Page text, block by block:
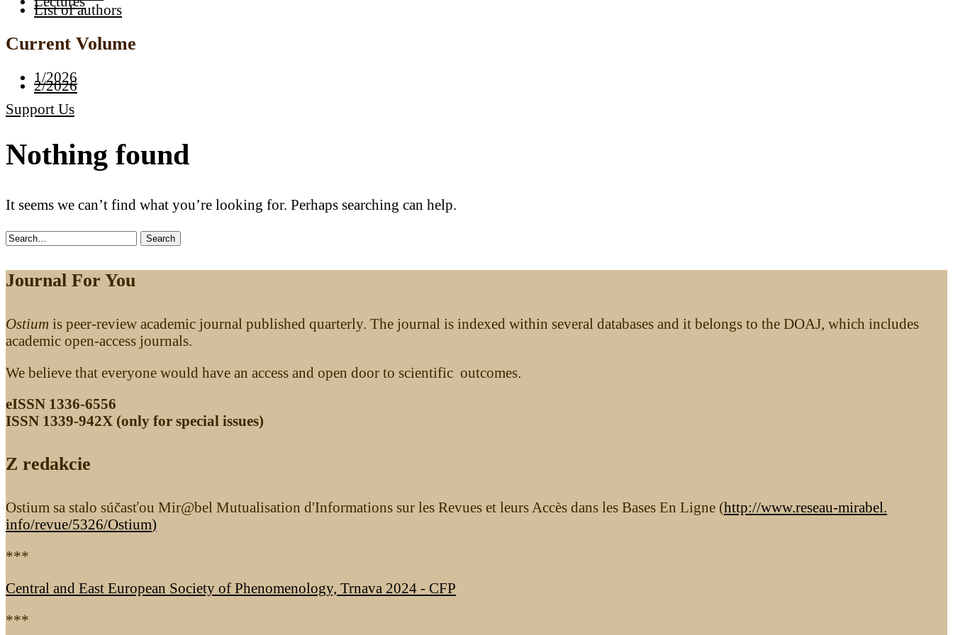
List of authors
Current Volume
1/2026
2/2026
Support Us
Nothing found
It seems we can’t find what you’re looking for. Perhaps searching can help.
Search
Journal For You
Ostium is peer-review academic journal published quarterly. The journal is indexed within several databases and it belongs to the DOAJ, which includes
academic open-access journals.
We believe that everyone would have an access and open door to scientific outcomes.
eISSN 1336-6556
ISSN 1339­-942X (only for special issues)
Z redakcie
Ostium sa stalo súčasťou Mir@bel Mutualisation d'Informations sur les Revues et leurs Accès dans les Bases En Ligne (http://www.reseau-mirabel.
info/revue/5326/Ostium)
***
Central and East European Society of Phenomenology, Trnava 2024 - CFP
***